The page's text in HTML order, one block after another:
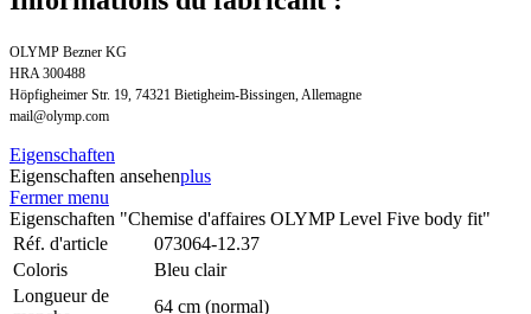
OLYMP Bezner KG
HRA 300488
Höpfigheimer Str. 19, 74321 Bietigheim-Bissingen, Allemagne
mail@olymp.com
Eigenschaften
Eigenschaften ansehenplus
Fermer menu
Eigenschaften "Chemise d'affaires OLYMP Level Five body fit"
Réf. d'article
073064-12.37
Coloris
Bleu clair
Longueur de
64 cm (normal)